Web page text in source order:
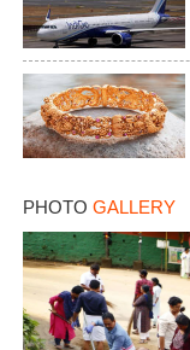
PHOTO GALLERY